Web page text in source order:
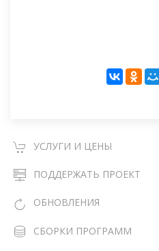
УСЛУГИ И ЦЕНЫ
ПОДДЕРЖАТЬ ПРОЕКТ
ОБНОВЛЕНИЯ
СБОРКИ ПРОГРАММ